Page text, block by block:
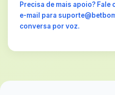
Precisa de mais apoio?
e-mail para
conversa por voz.